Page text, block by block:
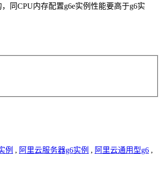
同CPU内存配置g6e实例性能要高于g6实
例 , 阿里云服务器g6实例 , 阿里云通用型g6 ,